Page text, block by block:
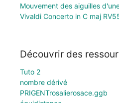
Mouvement des aiguilles
Vivaldi Concerto in C maj
Découvrir des
Tuto 2
nombre dérivé
PRIGENTrosalierosace.ggb